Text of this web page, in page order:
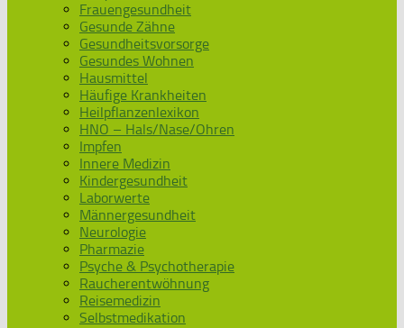
Frauengesundheit
Gesunde Zähne
Gesundheitsvorsorge
Gesundes Wohnen
Hausmittel
Häufige Krankheiten
Heilpflanzenlexikon
HNO – Hals/Nase/Ohren
Impfen
Innere Medizin
Kindergesundheit
Laborwerte
Männergesundheit
Neurologie
Pharmazie
Psyche & Psychotherapie
Raucherentwöhnung
Reisemedizin
Selbstmedikation